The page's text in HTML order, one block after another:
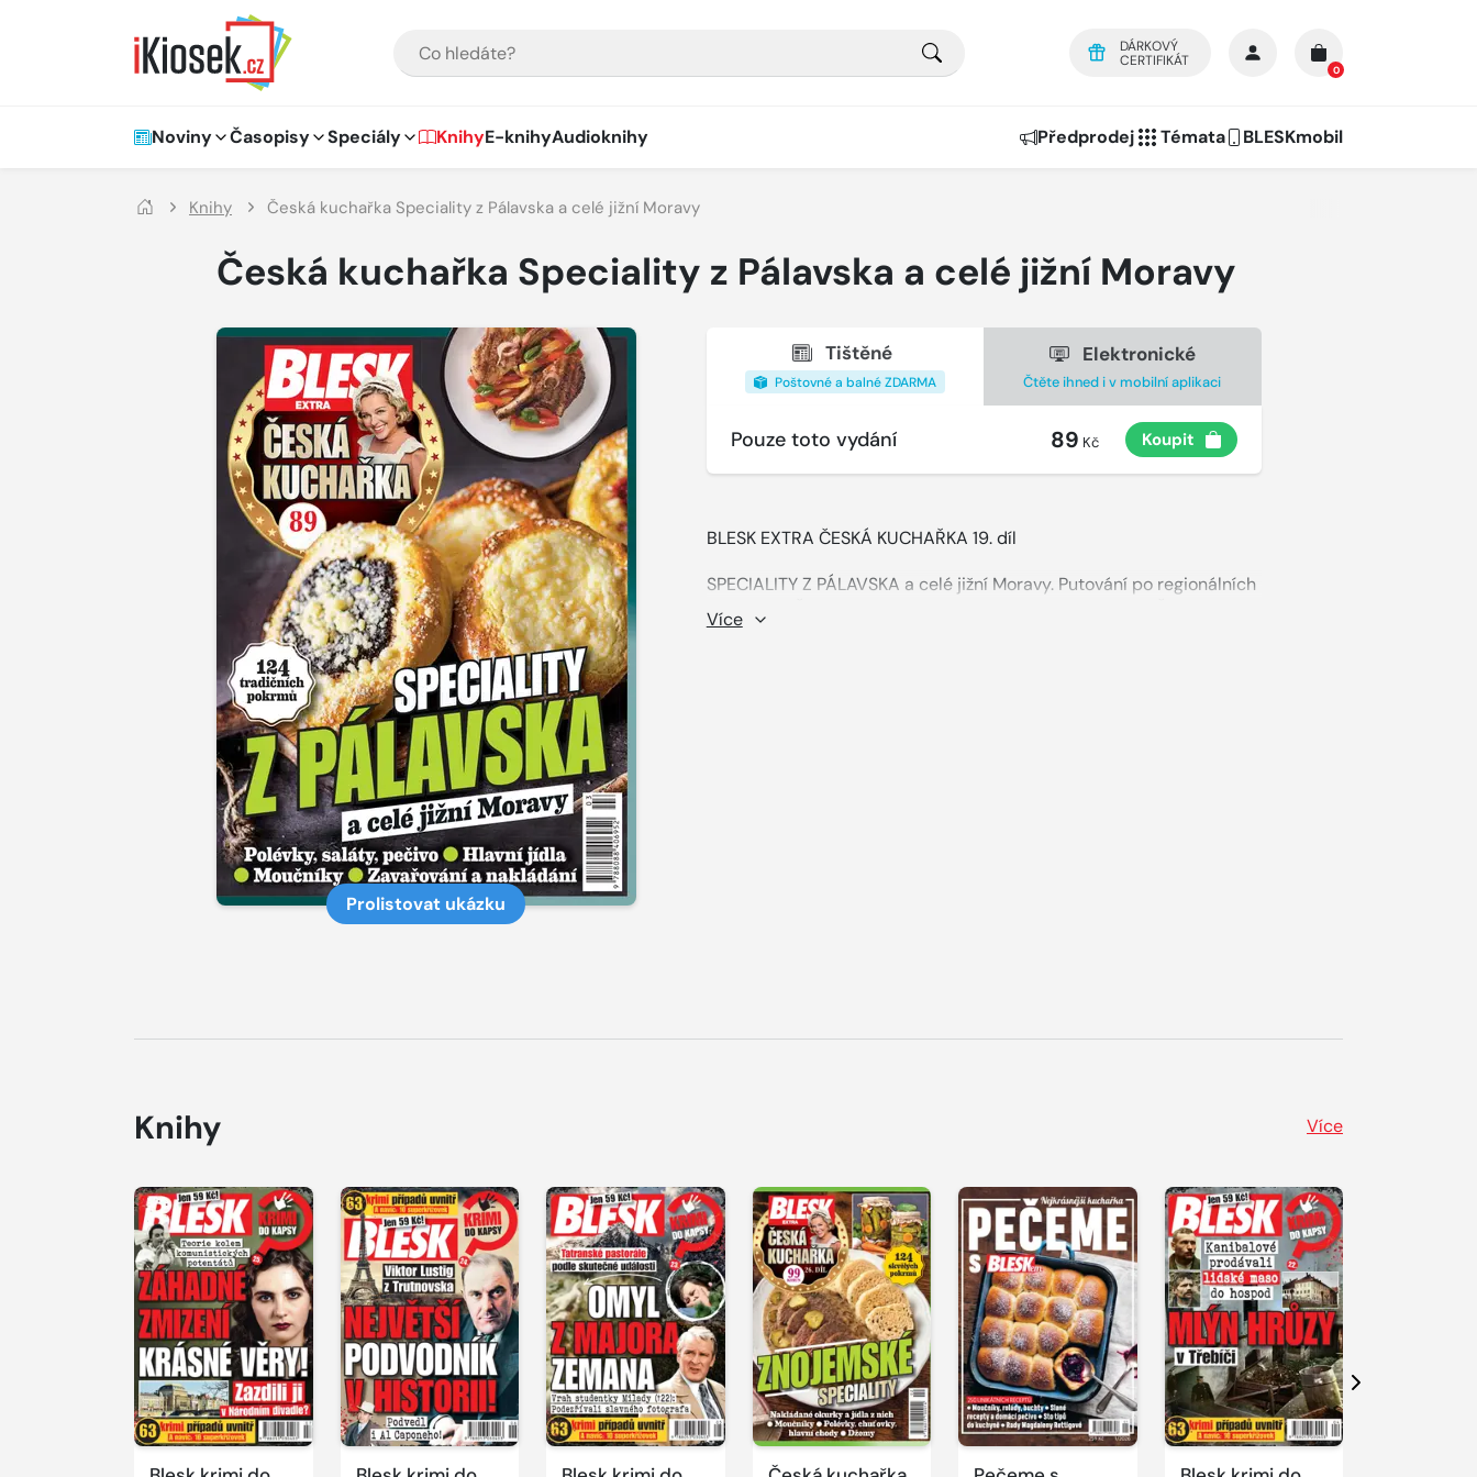
DÁRKOVÝ
CERTIFIKÁT
0
Hlavní navigace
Noviny Časopisy Speciály KnihyE-knihyAudioknihy Předprodej Témata BLESKmobil
Knihy Česká kuchařka Speciality z Pálavska a celé jižní Moravy
Česká kuchařka Speciality z Pálavska a celé jižní Moravy
Prolistovat ukázku
Tištěné
Poštovné a balné ZDARMA
Elektronické
Čtěte ihned i v mobilní aplikaci
Pouze toto vydání 89 Kč Koupit
BLESK EXTRA ČESKÁ KUCHAŘKA 19. díl
SPECIALITYZ PÁLAVSKA a celé jižní Moravy. Putování po regionálních
kuchyních České republiky v rámci projektu
kuchařka pokračuje, letos již potřetí. Tentokrát se
Více
Knihy Více
Další